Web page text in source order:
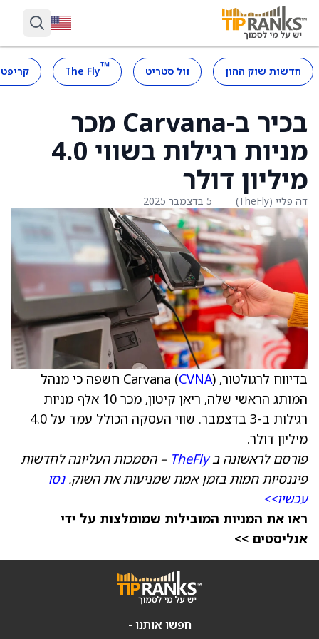
חדשות שוק ההון וול סטריט ™
The Fly
בכיר ב-Carvana מכר
מניות רגילות בשווי 4.0
מיליון דולר
דה פליי (TheFly) 5 בדצמבר 2025
בדיווח לרגולטור, Carvana ( CVNA
) חשפה כי מנהל
המותג הראשי שלה, ריאן קיטון, מכר 10 אלף מניות
רגילות ב-3 בדצמבר. שווי העסקה הכולל עמד על 4.0
מיליון דולר.
פורסם לראשונה בTheFly – הסמכות העליונה לחדשות
פיננסיות חמות בזמן אמת שמניעות את השוק.נסו
עכשיו>>
ראו את המניות המובילות שמומלצות על ידי
אנליסטים >>
חפשו אותנו -